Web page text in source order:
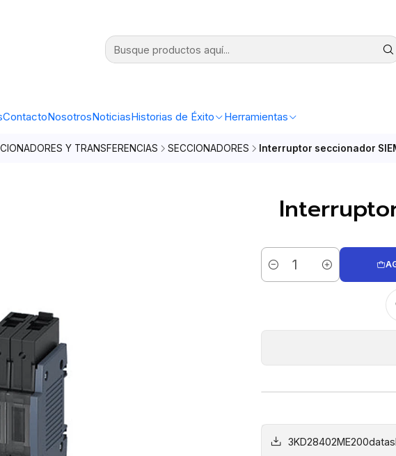
ContactoNosotrosNoticiasHistorias de Éxito Herramientas
Y TRANSFERENCIAS SECCIONADORES Interruptor seccionador
Cantidad